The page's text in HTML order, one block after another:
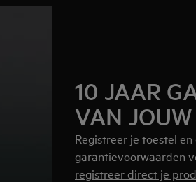
10 JAAR
VAN
Registreer je toestel
garantievoorwaarden
registreer direct je